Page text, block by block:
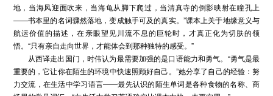
地，当海风迎面吹来，当海龟从脚下爬过，当清真寺的倒影映射在瞳孔上
——书本里的名词骤然落地，变成触手可及的真实。”课本上关于地缘意义与
航运价值的描述，在亲眼望见川流不息的巨轮时，才真正化为切肤的领
悟。“只有亲自走向世界，才能体会到那种独特的感受。”
从西译走出国门，时伟认为最需要加强的是口语能力和勇气。“勇气是最
重要的，它让你在陌生的环境中快速照顾好自己。”她分享了自己的经验：努
力交流，在生活中学习语言——最先认识的陌生单词是各种食物的名称、商